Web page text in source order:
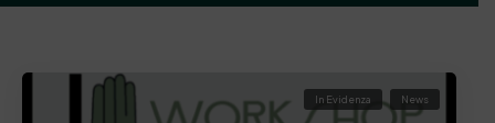
In Evidenza News